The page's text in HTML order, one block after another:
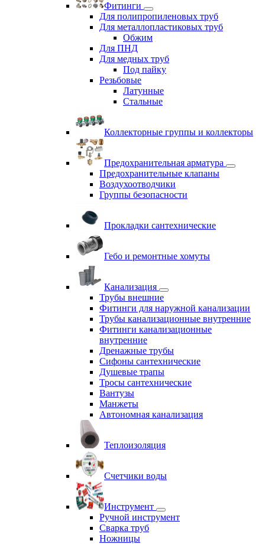
Фитинги
Для полипропиленовых труб
Для металлопластиковых труб
Обжим
Для ПНД
Для медных труб
Под пайку
Резьбовые
Латунные
Cтальные
Коллекторные группы и коллекторы
Предохранительная арматура
Предохранительные клапаны
Воздухоотводчики
Группы безопасности
Прокладки сантехнические
Гебо и ремонтные хомуты
Канализация
Трубы внешние
Фитинги для наружной канализации
Трубы канализационные внутренние
Фитинги канализационные
внутренние
Дренажные трубы
Сифоны сантехнические
Душевые трапы
Тросы сантехнические
Вантузы
Манжеты
Автономная канализация
Теплоизоляция
Счетчики воды
Инструмент
Ручной инструмент
Сварка труб
Ножницы